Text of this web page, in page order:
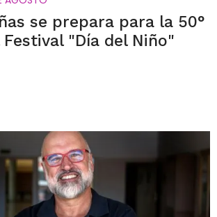
se prepara para la 50°
"Día del Niño"